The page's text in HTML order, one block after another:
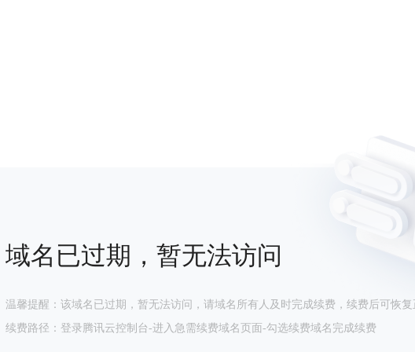
域名已过期，暂无法访问
温馨提醒：该域名已过期，暂无法访问，请域名所有人及时完成续费，续费后可恢复
续费路径：登录腾讯云控制台-进入急需续费域名页面-勾选续费域名完成续费